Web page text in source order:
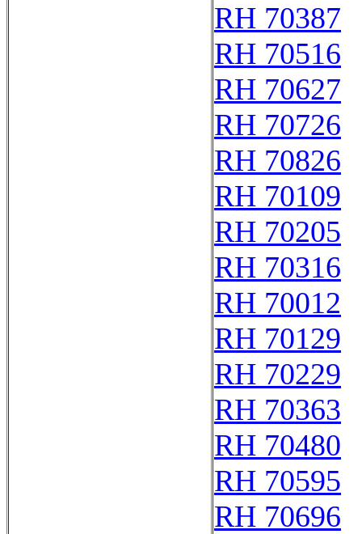
RH 70387
RH 70516
RH 70627
RH 70726
RH 70826
RH 70109
RH 70205
RH 70316
RH 70012
RH 70129
RH 70229
RH 70363
RH 70480
RH 70595
RH 70696